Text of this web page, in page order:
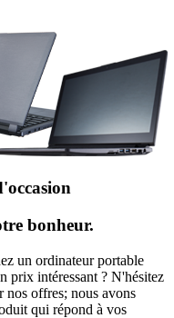
bonheur.
un ordinateur portable
prix intéressant ? N'hésitez
nos offres; nous avons
qui répond à vos